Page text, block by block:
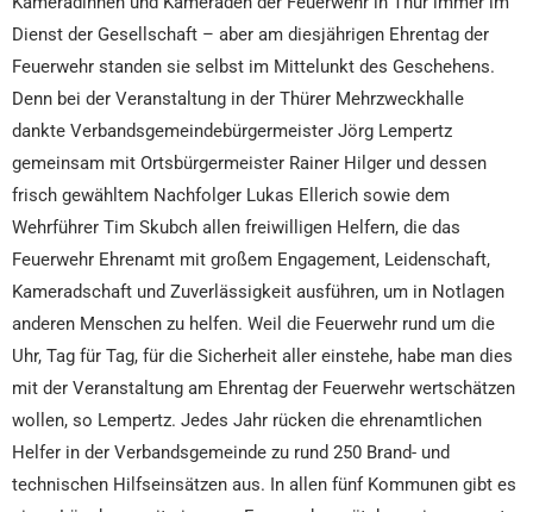
Dienst der Gesellschaft – aber am diesjährigen Ehrentag der
Feuerwehr standen sie selbst im Mittelunkt des Geschehens.
Denn bei der Veranstaltung in der Thürer Mehrzweckhalle
dankte Verbandsgemeindebürgermeister Jörg Lempertz
gemeinsam mit Ortsbürgermeister Rainer Hilger und dessen
frisch gewähltem Nachfolger Lukas Ellerich sowie dem
Wehrführer Tim Skubch allen freiwilligen Helfern, die das
Feuerwehr Ehrenamt mit großem Engagement, Leidenschaft,
Kameradschaft und Zuverlässigkeit ausführen, um in Notlagen
anderen Menschen zu helfen. Weil die Feuerwehr rund um die
Uhr, Tag für Tag, für die Sicherheit aller einstehe, habe man dies
mit der Veranstaltung am Ehrentag der Feuerwehr wertschätzen
wollen, so Lempertz. Jedes Jahr rücken die ehrenamtlichen
Helfer in der Verbandsgemeinde zu rund 250 Brand- und
technischen Hilfseinsätzen aus. In allen fünf Kommunen gibt es